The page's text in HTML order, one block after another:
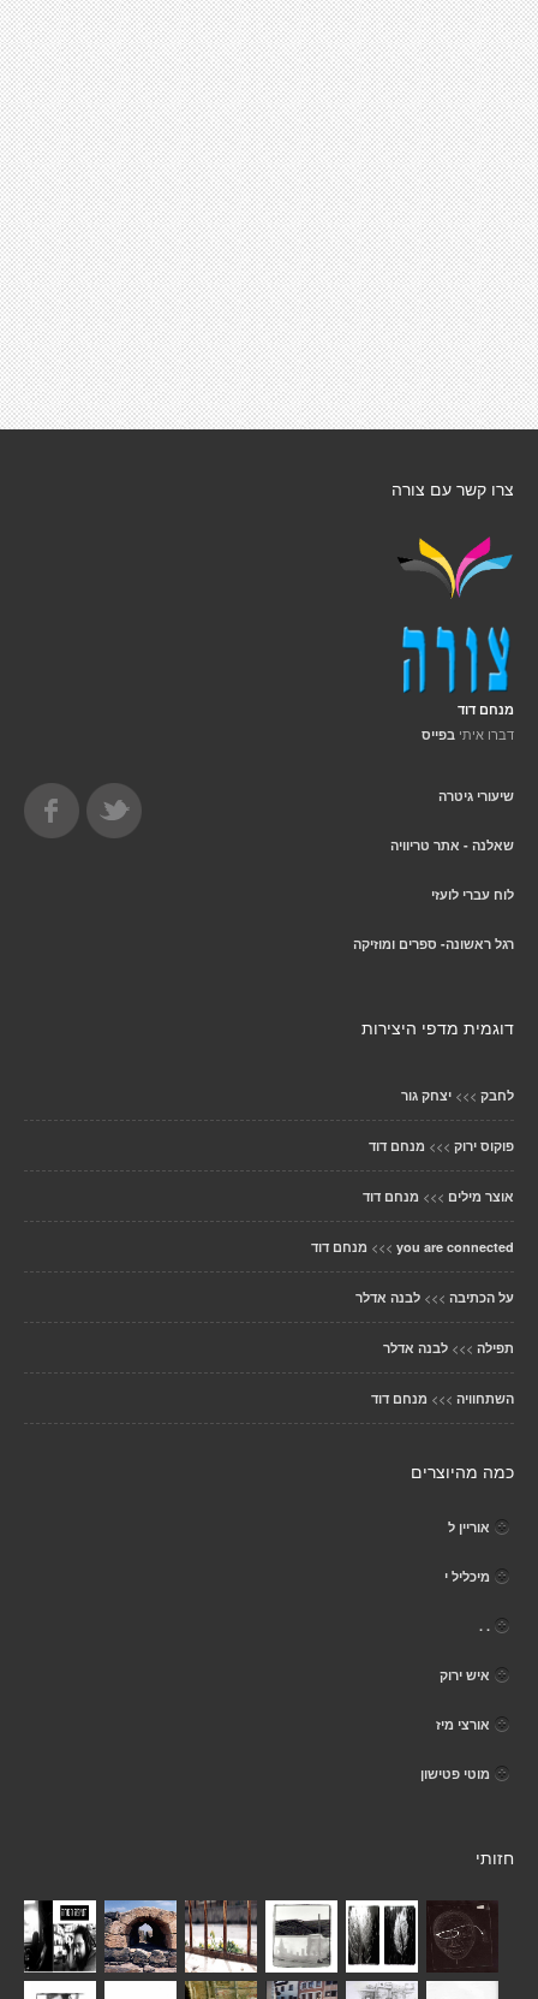
צרו קשר עם צורה
מנחם דוד
דברו איתי בפייס
שיעורי גיטרה
שאלנה - אתר טריוויה
לוח עברי לועזי
רגל ראשונה- ספרים ומוזיקה
דוגמית מדפי היצירות
לחבק >>> יצחק גור
פוקוס ירוק >>> מנחם דוד
אוצר מילים >>> מנחם דוד
you are connected
>>> מנחם דוד
על הכתיבה >>> לבנה אדלר
תפילה >>> לבנה אדלר
השתחוויה >>> מנחם דוד
כמה מהיוצרים
אוריין ל
מיכליל י
. .
איש ירוק
אורצי מיז
מוטי פטישון
חזותי